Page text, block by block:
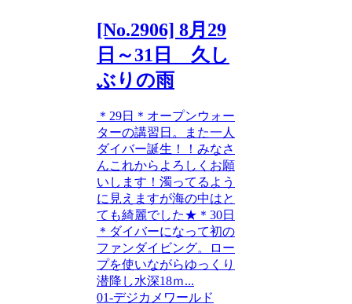
[No.2906] 8月29
日～31日 久し
ぶりの雨
＊29日＊オープンウォー
ターの講習日。また一人
ダイバー誕生！！みなさ
んこれからよろしくお願
いします！濁ってるよう
に見えますが海の中はと
ても綺麗でした★＊30日
＊ダイバーになって初の
ファンダイビング。ロー
プを使いながらゆっくり
潜降し水深18ｍ...
01-デジカメワールド